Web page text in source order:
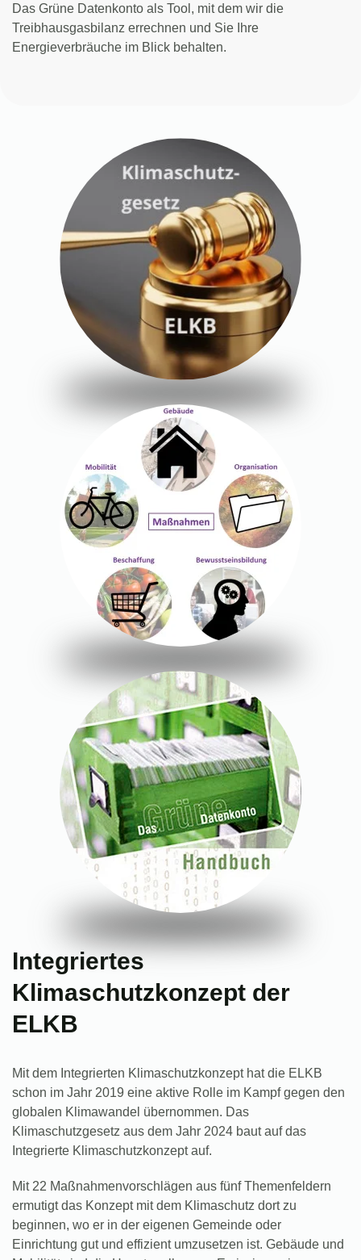
Das Grüne Datenkonto als Tool, mit dem wir die
Treibhausgasbilanz errechnen und Sie Ihre
Energieverbräuche im Blick behalten.
Integriertes
Klimaschutzkonzept der
ELKB
Mit dem Integrierten Klimaschutzkonzept hat die ELKB
schon im Jahr 2019 eine aktive Rolle im Kampf gegen den
globalen Klimawandel übernommen. Das
Klimaschutzgesetz aus dem Jahr 2024 baut auf das
Integrierte Klimaschutzkonzept auf.
Mit 22 Maßnahmenvorschlägen aus fünf Themenfeldern
ermutigt das Konzept mit dem Klimaschutz dort zu
beginnen, wo er in der eigenen Gemeinde oder
Einrichtung gut und effizient umzusetzen ist. Gebäude und